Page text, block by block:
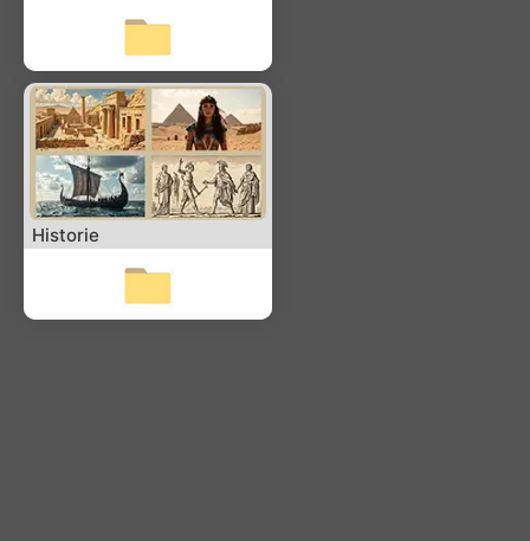
Historie